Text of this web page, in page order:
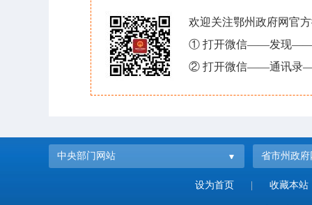
欢迎关注鄂州政府网官
① 打开微信——发现——
② 打开微信——通讯录
中央部门网站 省市州政府
设为首页 收藏本站